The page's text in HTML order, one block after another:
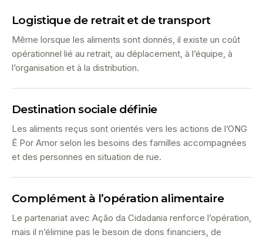
Logistique de retrait et de transport
Même lorsque les aliments sont donnés, il existe un coût
opérationnel lié au retrait, au déplacement, à l’équipe, à
l’organisation et à la distribution.
Destination sociale définie
Les aliments reçus sont orientés vers les actions de l’ONG
É Por Amor selon les besoins des familles accompagnées
et des personnes en situation de rue.
Complément à l’opération alimentaire
Le partenariat avec Ação da Cidadania renforce l’opération,
mais il n’élimine pas le besoin de dons financiers, de